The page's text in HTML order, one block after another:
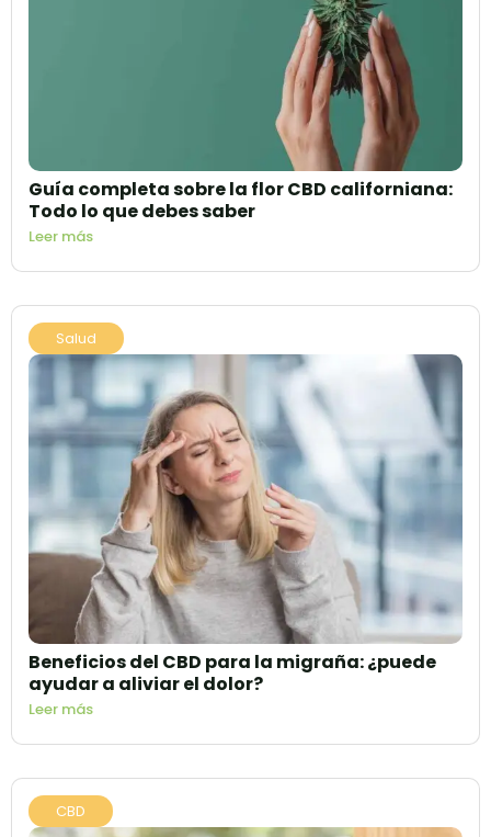
Guía completa sobre la flor CBD californiana:
Todo lo que debes saber
Leer más
Salud
Beneficios del CBD para la migraña: ¿puede
ayudar a aliviar el dolor?
Leer más
CBD